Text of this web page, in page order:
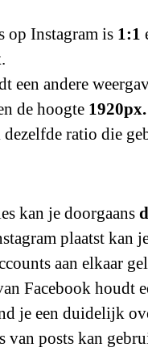
op Instagram is 1:1
.
een andere
de hoogte 1920px.
dezelfde ratio die
kan je doorgaans
plaatst kan
aan elkaar
Facebook houdt
je een duidelijk
van posts kan